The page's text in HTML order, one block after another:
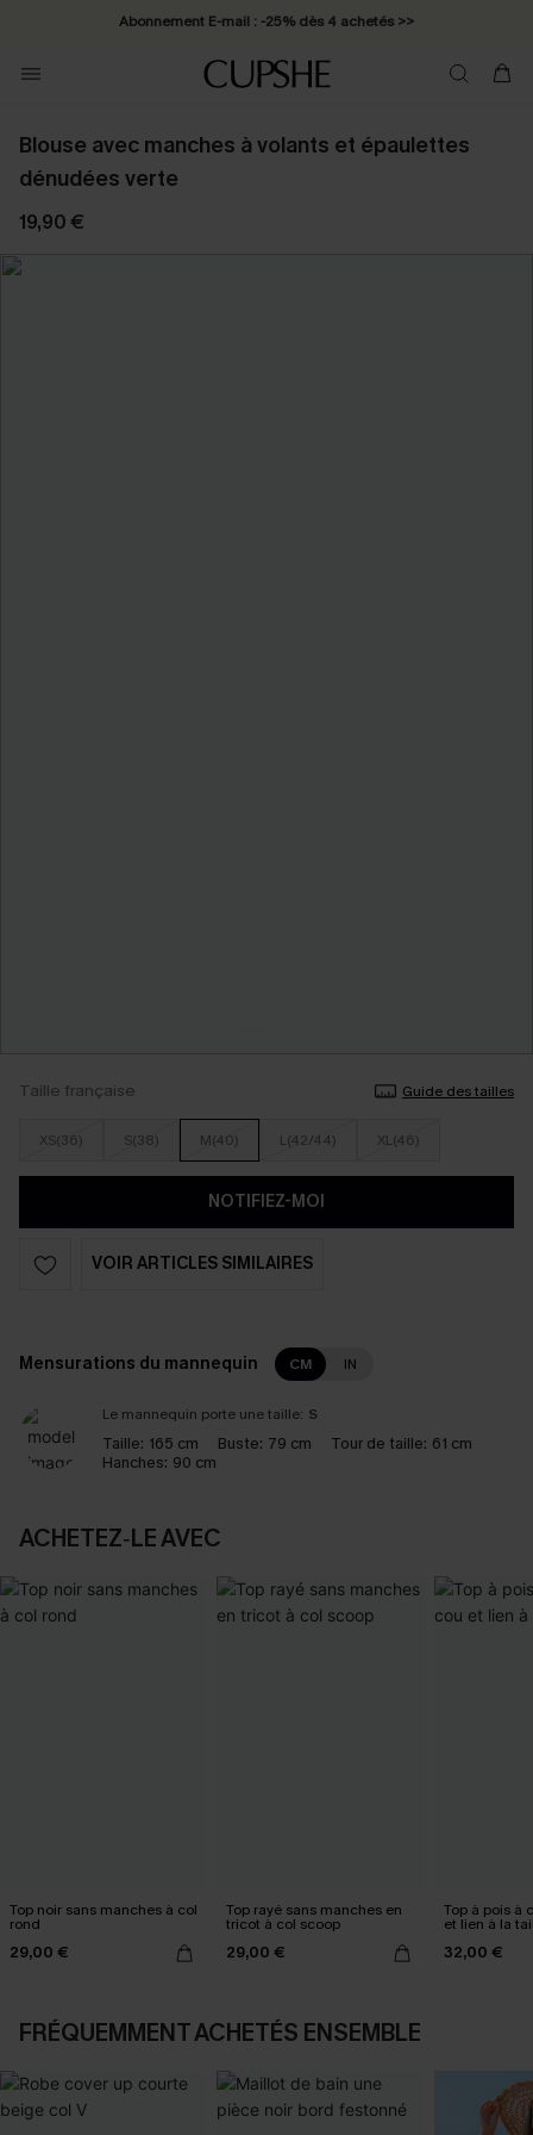
Abonnement E-mail : -25% dès 4 achetés >>
Blouse avec manches à volants et épaulettes
dénudées verte
19,90 €
Taille française Guide des tailles
XS(36) S(38) M(40) L(42/44) XL(46)
NOTIFIEZ-MOI
VOIR ARTICLES SIMILAIRES
Mensurations du mannequin CM IN
Le mannequin porte une taille: S
Taille: 165 cm Buste: 79 cm Tour de taille: 61 cm
Hanches: 90 cm
ACHETEZ‑LE AVEC
Top noir sans manches à col
rond
29,00 €
Top rayé sans manches en
tricot à col scoop
29,00 €
Top à pois à
et lien à la
32,00 €
FRÉQUEMMENT ACHETÉS ENSEMBLE